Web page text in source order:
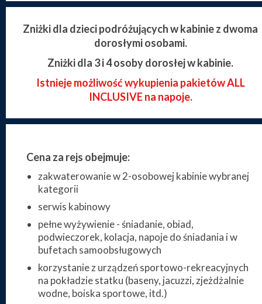
Zniżki dla dzieci podróżujących w kabinie z dwoma
dorosłymi osobami.
Zniżki dla 3 i 4 osoby dorosłej w kabinie.
Istnieje możliwość wykupienia pakietów ALL
INCLUSIVE na napoje.
Cena za rejs obejmuje:
zakwaterowanie w 2-osobowej kabinie wybranej
kategorii
serwis kabinowy
pełne wyżywienie - śniadanie, obiad,
podwieczorek, kolacja, napoje do śniadania i w
bufetach samoobsługowych
korzystanie z urządzeń sportowo-rekreacyjnych
na pokładzie statku (baseny, jacuzzi, zjeżdżalnie
wodne, boiska sportowe, itd.)